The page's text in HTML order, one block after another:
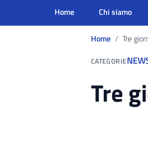
Home Chi siamo
Home Tre giorni
CATEGORIE
Tre